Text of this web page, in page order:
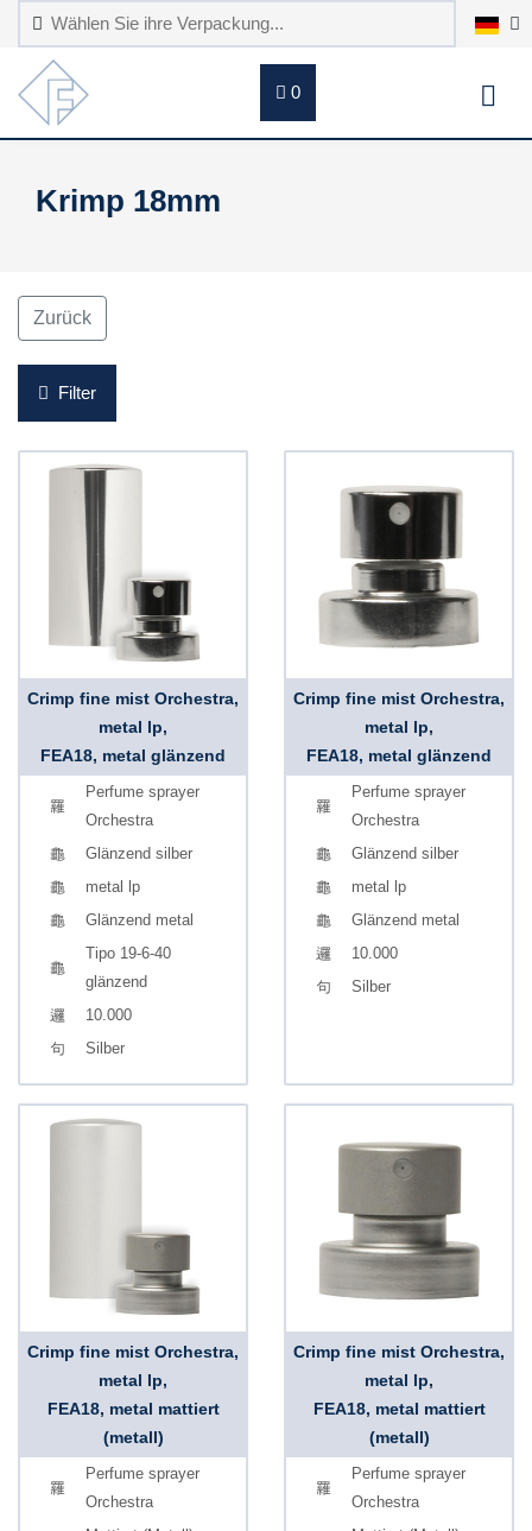
0
Krimp 18mm
Zurück
Filter
Crimp fine mist Orchestra,
metal lp,
FEA18, metal glänzend
Perfume sprayer
Orchestra
Glänzend silber
metal lp
Glänzend metal
Tipo 19-6-40
glänzend
10.000
Silber
Crimp fine mist Orchestra,
metal lp,
FEA18, metal glänzend
Perfume sprayer
Orchestra
Glänzend silber
metal lp
Glänzend metal
10.000
Silber
Crimp fine mist Orchestra,
metal lp,
FEA18, metal mattiert
(metall)
Perfume sprayer
Orchestra
Crimp fine mist Orchestra,
metal lp,
FEA18, metal mattiert
(metall)
Perfume sprayer
Orchestra